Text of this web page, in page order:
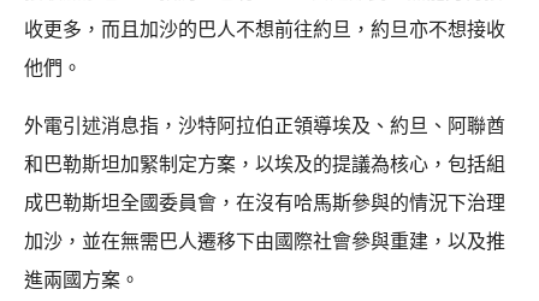
收更多，而且加沙的巴人不想前往約旦，約旦亦不想接收
他們。
外電引述消息指，沙特阿拉伯正領導埃及、約旦、阿聯酋
和巴勒斯坦加緊制定方案，以埃及的提議為核心，包括組
成巴勒斯坦全國委員會，在沒有哈馬斯參與的情況下治理
加沙，並在無需巴人遷移下由國際社會參與重建，以及推
進兩國方案。